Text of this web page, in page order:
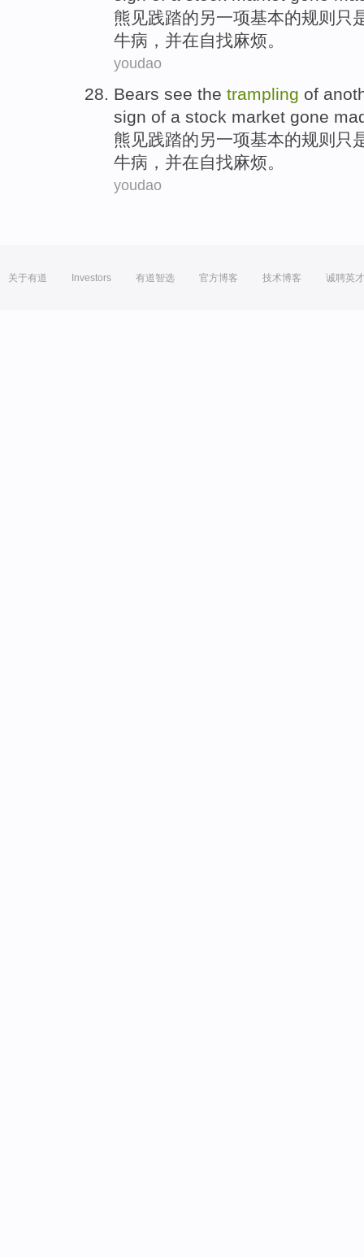
熊 见践踏的另一项基本的规则 只
牛病 ， 并在自找麻烦。
youdao
Bears see the trampling of
sign of a stock market gone
熊 见践踏的另一项基本的规则 只
牛病 ， 并在自找麻烦。
youdao
关于有道 Investors 有道智选 官方博客 技术博客 诚聘英才